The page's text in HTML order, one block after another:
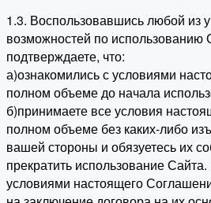
1.3. Воспользовавшись любой из
возможностей по использованию
подтверждаете, что:
а)ознакомились с условиями
полном объеме до начала
б)принимаете все условия
полном объеме без каких-либо
вашей стороны и обязуетесь их
прекратить использование
условиями настоящего